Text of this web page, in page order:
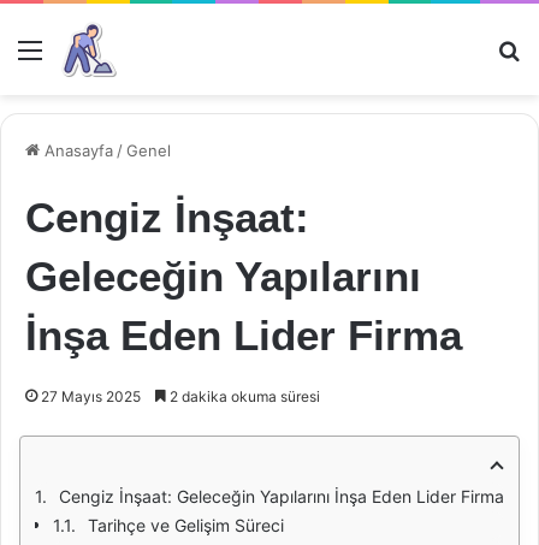
Menü
Anasayfa /Genel
Cengiz İnşaat:
Geleceğin Yapılarını
İnşa Eden Lider Firma
27 Mayıs 2025 2 dakika okuma süresi
Cengiz İnşaat: Geleceğin Yapılarını İnşa Eden Lider Firma
Tarihçe ve Gelişim Süreci